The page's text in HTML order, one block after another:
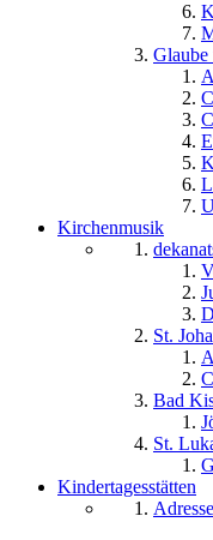
Glaube
Kirchenmusik
St.
Bad
St.
Kindertagesstätten